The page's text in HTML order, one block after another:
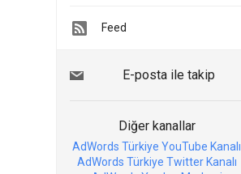
Feed
E-posta ile takip
Diğer kanallar
AdWords Türkiye YouTube Kanalı
AdWords Türkiye Twitter Kanalı